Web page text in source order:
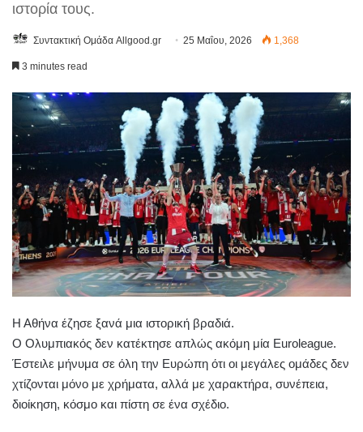
ιστορία τους.
Συντακτική Ομάδα Allgood.gr 25 Μαΐου, 2026 1,368
3 minutes read
Η Αθήνα έζησε ξανά μια ιστορική βραδιά.
Ο Ολυμπιακός δεν κατέκτησε απλώς ακόμη μία Euroleague.
Έστειλε μήνυμα σε όλη την Ευρώπη ότι οι μεγάλες ομάδες δεν
χτίζονται μόνο με χρήματα, αλλά με χαρακτήρα, συνέπεια,
διοίκηση, κόσμο και πίστη σε ένα σχέδιο.